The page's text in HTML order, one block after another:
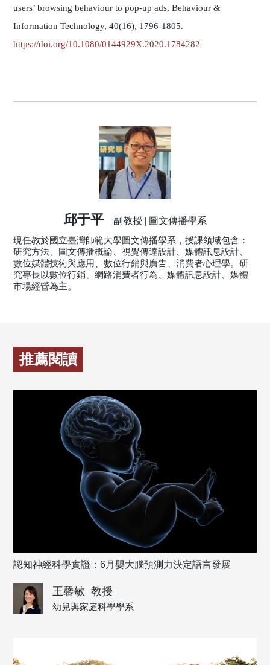
users’ browsing behaviour to pop-up ads, Behaviour &
Information Technology, 40(16), 1796-1805.
https://doi.org/10.1080/0144929X.2020.1784282
邱于平 副教授 | 圖文傳播學系
現任教於國立臺灣師範大學圖文傳播學系，授課領域包含：
研究方法、圖文傳播概論、視覺傳達設計、媒體訊息設計、
數位媒體技術與應用、數位行銷與廣告、消費者心理學。研
究專長以數位行銷、網路消費者行為、媒體訊息設計、媒體
市場經營為主。
推薦閱讀
認知神經科學實證：6月嬰大腦預測力決定語言發展
王馨敏 教授
幼兒與家庭科學學系